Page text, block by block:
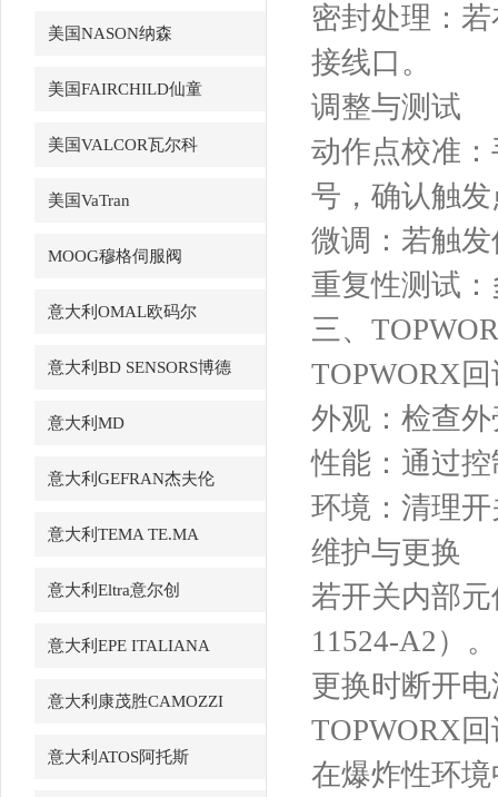
美国NASON纳森
美国FAIRCHILD仙童
美国VALCOR瓦尔科
美国VaTran
MOOG穆格伺服阀
意大利OMAL欧码尔
意大利BD SENSORS博德
意大利MD
意大利GEFRAN杰夫伦
意大利TEMA TE.MA
意大利Eltra意尔创
意大利EPE ITALIANA
意大利康茂胜CAMOZZI
意大利ATOS阿托斯
密封处理：
接线口。
调整与测试
动作点校准
号，确认触
微调：若触
重复性测试
三、
TOPWORX
外观：检查
性能：通过
环境：清理
维护与更换
若开关内部
11524-A2）。
更换时断开
TOPWORX
在爆炸性环